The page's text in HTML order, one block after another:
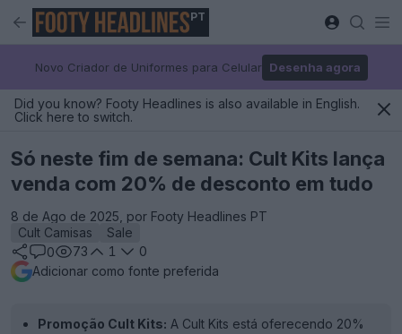
PT
Novo Criador de Uniformes para Celular Desenha agora
Did you know? Footy Headlines is also available in English.
Click here to switch.
Só neste fim de semana: Cult Kits lança
venda com 20% de desconto em tudo
8 de Ago de 2025, por Footy Headlines PT
Cult Camisas
Sale
0
73 1
0
Adicionar como fonte preferida
Promoção Cult Kits: A Cult Kits está oferecendo 20%